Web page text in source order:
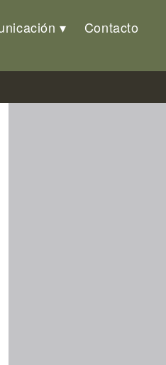
Contacto